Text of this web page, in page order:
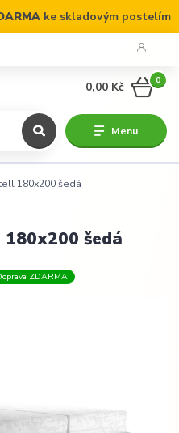
ke skladovým postelím
Menu
0
0,00 Kč
180x200 šedá
šedá
ZDARMA